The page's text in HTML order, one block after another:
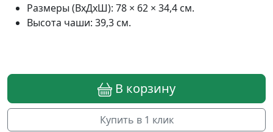
Размеры (ВхДхШ): 78 × 62 × 34,4 см.
Высота чаши: 39,3 см.
В корзину
Купить в 1 клик